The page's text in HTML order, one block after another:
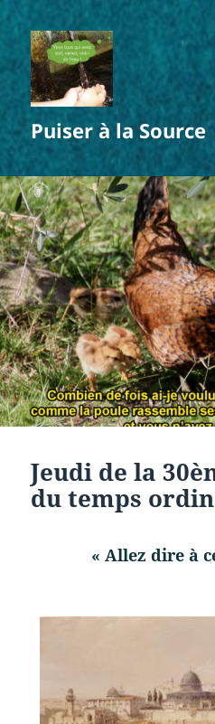
Puiser à la Source
Jeudi de la
du temps
« Allez dire à